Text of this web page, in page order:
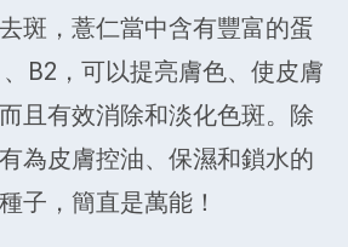
斑，薏仁當中含有豐富的蛋
B2，可以提亮膚色、使皮膚
且有效消除和淡化色斑。除
為皮膚控油、保濕和鎖水的
子，簡直是萬能！